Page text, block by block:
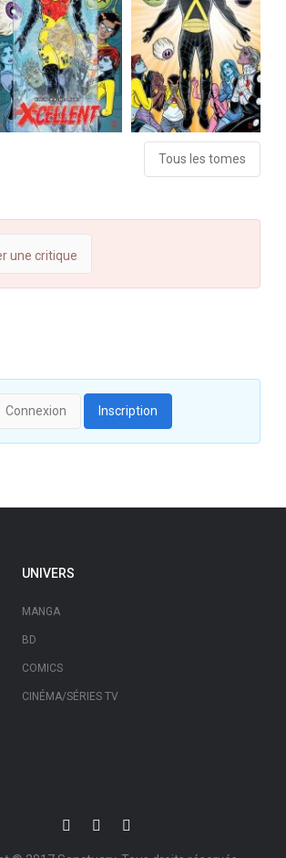
Tous les tomes
une critique
Connexion Inscription
UNIVERS
MANGA
BD
COMICS
CINÉMA/SÉRIES TV